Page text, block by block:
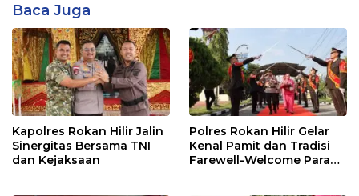
Baca Juga
Kapolres Rokan Hilir Jalin
Sinergitas Bersama TNI
dan Kejaksaan
Polres Rokan Hilir Gelar
Kenal Pamit dan Tradisi
Farewell-Welcome Parade